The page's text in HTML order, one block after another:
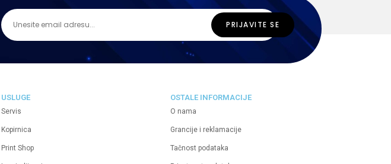
USLUGE
Servis
Kopirnica
Print Shop
OSTALE INFORMACIJE
O nama
Grancije i reklamacije
Tačnost podataka